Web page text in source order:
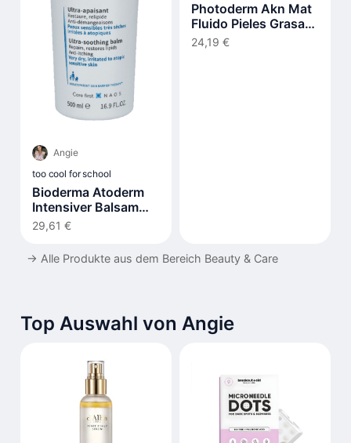
Angie
too cool for school
Bioderma Atoderm
Intensiver Balsam
500ml
29,61 €
Photoderm Akn Mat
Fluido Pieles Grasas
Y Acnéicas Spf30 40
24,19 €
→ Alle Produkte aus dem Bereich Beauty & Care
Top Auswahl von Angie